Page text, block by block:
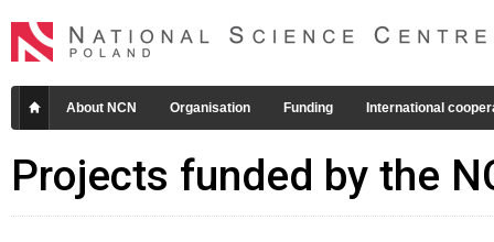
About NCN Organisation Funding International
Projects funded by the